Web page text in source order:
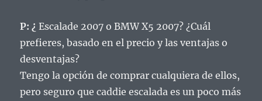
P: ¿ Escalade 2007 o BMW X5 2007? ¿Cuál
prefieres, basado en el precio y las ventajas o
desventajas?
Tengo la opción de comprar cualquiera de ellos,
pero seguro que caddie escalada es un poco más